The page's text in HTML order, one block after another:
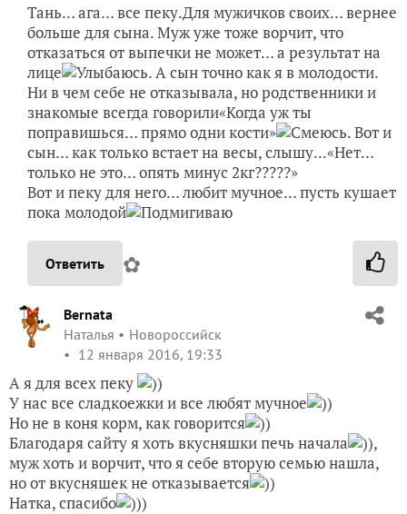
Тань… ага… все пеку.Для мужичков своих… вернее
больше для сына. Муж уже тоже ворчит, что
отказаться от выпечки не может… а результат на
лице
. А сын точно как я в молодости.
Ни в чем себе не отказывала, но родственники и
знакомые всегда говорили«Когда уж ты
поправишься… прямо одни кости»
. Вот и
сын… как только встает на весы, слышу...«Нет…
только не это… опять минус 2кг?????»
Вот и пеку для него… любит мучное… пусть кушает
пока молодой
Ответить ✿
Bernata
Наталья
Новороссийск
12 января 2016, 19:33
А я для всех пеку
))
У нас все сладкоежки и все любят мучное
))
Но не в коня корм, как говорится
))
Благодаря сайту я хоть вкусняшки печь начала
)),
муж хоть и ворчит, что я себе вторую семью нашла,
но от вкусняшек не отказывается
))
Натка, спасибо
)))